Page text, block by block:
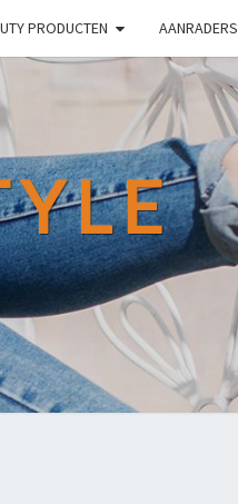
PRODUCTEN AANRADERS